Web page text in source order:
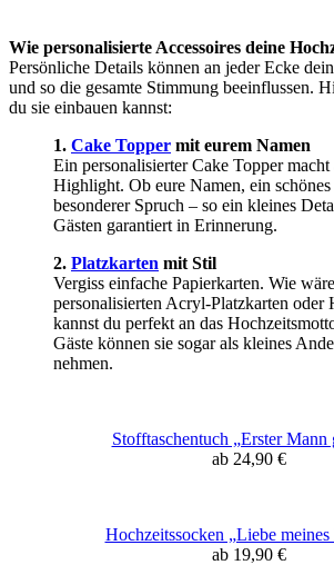
Wie personalisierte Accessoires deine
Persönliche Details können an jeder Ecke
und so die gesamte Stimmung beeinflussen.
du sie einbauen kannst:
1. Cake Topper mit eurem Namen
Ein personalisierter Cake Topper macht
Highlight. Ob eure Namen, ein
besonderer Spruch – so ein kleines
Gästen garantiert in Erinnerung.
2. Platzkarten mit Stil
Vergiss einfache Papierkarten. Wie
personalisierten Acryl-Platzkarten oder
kannst du perfekt an das
Gäste können sie sogar als kleines
nehmen.
Stofftaschentuch „Erster Mann
ab 24,90 €
Hochzeitssocken „Liebe meines
ab 19,90 €